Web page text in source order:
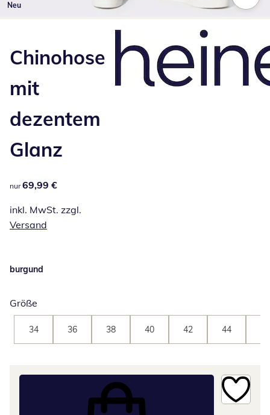
Neu
Chinohose
mit
dezentem
Glanz
69,99 €
nur 69,99 €
inkl. MwSt. zzgl.
Versand
burgund
Größe
34 36 38 40 42 44